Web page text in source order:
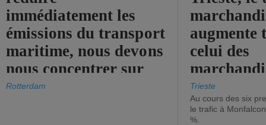
immédiatement les
émissions du transport
maritime, nous devons
nous concentrer sur
les ports.
Rotterdam
augmente
celui des
diminue.
Trieste
Au cours des six
le trafic à
%.